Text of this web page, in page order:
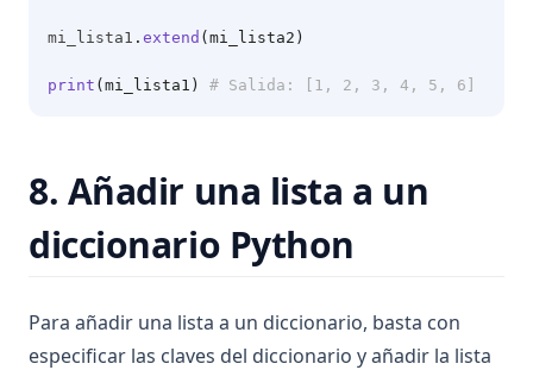
mi_lista1 . extend (mi_lista2)
print (mi_lista1) # Salida: [1, 2, 3, 4, 5, 6]
8. Añadir una lista a un
diccionario Python
Para añadir una lista a un diccionario, basta con
especificar las claves del diccionario y añadir la lista